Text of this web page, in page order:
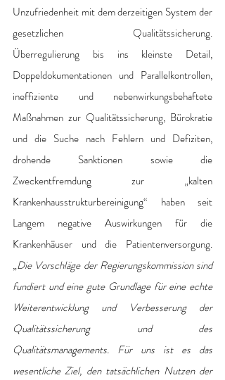
Unzufriedenheit mit dem derzeitigen System der
gesetzlichen Qualitätssicherung.
Überregulierung bis ins kleinste Detail,
Doppeldokumentationen und Parallelkontrollen,
ineffiziente und nebenwirkungsbehaftete
Maßnahmen zur Qualitätssicherung, Bürokratie
und die Suche nach Fehlern und Defiziten,
drohende Sanktionen sowie die
Zweckentfremdung zur „kalten
Krankenhausstrukturbereinigung“ haben seit
Langem negative Auswirkungen für die
Krankenhäuser und die Patientenversorgung.
„Die Vorschläge der Regierungskommission sind
fundiert und eine gute Grundlage für eine echte
Weiterentwicklung und Verbesserung der
Qualitätssicherung und des
Qualitätsmanagements. Für uns ist es das
wesentliche Ziel, den tatsächlichen Nutzen der